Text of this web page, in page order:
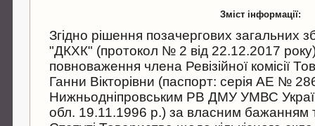
Зміст інформації:
Згідно рішення позачергових загальних
"ДКХК" (протокол № 2 від 22.12.2017
повноваження члена Ревізійної комісії
Ганни Вікторівни (паспорт: серія АЕ №
Нижньодніпровським РВ ДМУ УМВС
обл. 19.11.1996 р.) за власним бажанням